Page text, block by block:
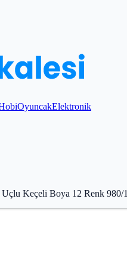
OyuncakElektronik
Keçeli Boya 12 Renk 980/